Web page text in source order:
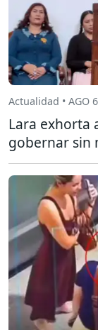
Actualidad • AGO
Lara exhorta
gobernar sin